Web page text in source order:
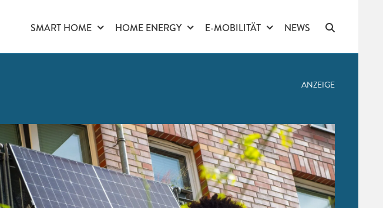
SMART HOME HOME ENERGY E-MOBILITÄT NEWS
ANZEIGE